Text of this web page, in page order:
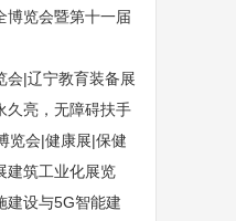
博览会暨第十一届
会|辽宁教育装备展
久亮，无障碍扶手
览会|健康展|保健
建筑工业化展览
建设与5G智能建